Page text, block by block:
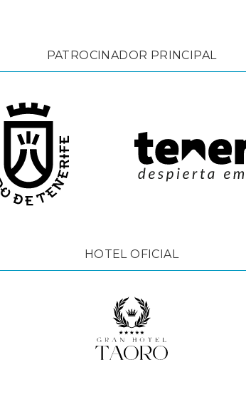
PATROCINADOR PRINCIPAL
HOTEL OFICIAL